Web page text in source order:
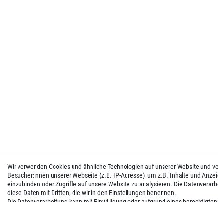
Wir verwenden Cookies und ähnliche Technologien auf unserer Website und
Besucher:innen unserer Webseite (z.B. IP-Adresse), um z.B. Inhalte und
einzubinden oder Zugriffe auf unsere Website zu analysieren. Die
diese Daten mit Dritten, die wir in den Einstellungen benennen.